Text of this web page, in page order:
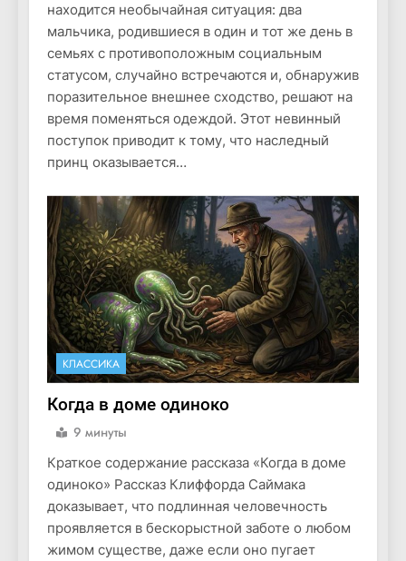
находится необычайная ситуация: два
мальчика, родившиеся в один и тот же день в
семьях с противоположным социальным
статусом, случайно встречаются и, обнаружив
поразительное внешнее сходство, решают на
время поменяться одеждой. Этот невинный
поступок приводит к тому, что наследный
принц оказывается…
КЛАССИКА
Когда в доме одиноко
9 минуты
Краткое содержание рассказа «Когда в доме
одиноко» Рассказ Клиффорда Саймака
доказывает, что подлинная человечность
проявляется в бескорыстной заботе о любом
жимом существе, даже если оно пугает